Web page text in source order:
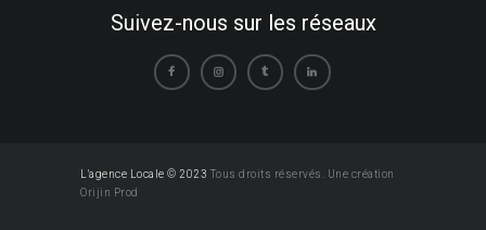
Suivez-nous sur les réseaux
L'agence Locale © 2023 Tous droits réservés. Une création
Orijin Prod